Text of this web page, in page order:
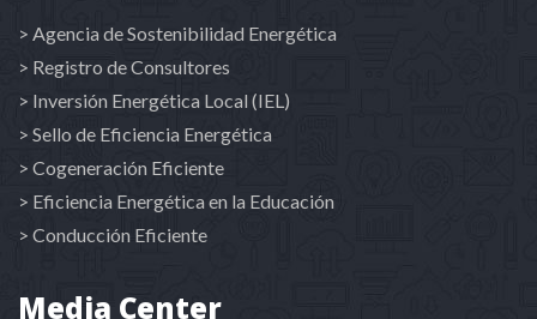
> Agencia de Sostenibilidad Energética
> Registro de Consultores
> Inversión Energética Local (IEL)
> Sello de Eficiencia Energética
> Cogeneración Eficiente
> Eficiencia Energética en la Educación
> Conducción Eficiente
Media Center